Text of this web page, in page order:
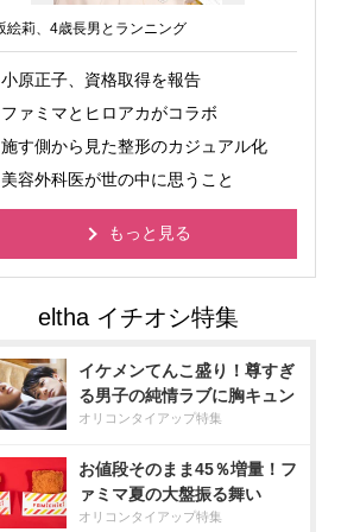
絵莉、4歳長男とランニング
小原正子、資格取得を報告
ファミマとヒロアカがコラボ
施す側から見た整形のカジュアル化
美容外科医が世の中に思うこと
もっと見る
イケメンてんこ盛り！尊すぎ
る男子の純情ラブに胸キュン
オリコンタイアップ特集
お値段そのまま45％増量！フ
ァミマ夏の大盤振る舞い
オリコンタイアップ特集